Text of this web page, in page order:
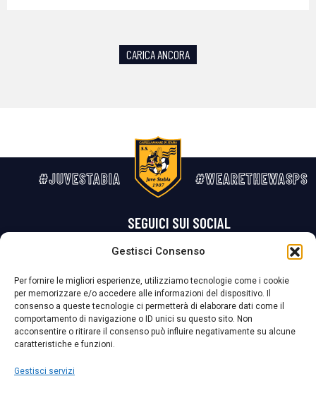
Gestisci Consenso
Per fornire le migliori esperienze, utilizziamo tecnologie come i cookie
per memorizzare e/o accedere alle informazioni del dispositivo. Il
consenso a queste tecnologie ci permetterà di elaborare dati come il
comportamento di navigazione o ID unici su questo sito. Non
acconsentire o ritirare il consenso può influire negativamente su alcune
caratteristiche e funzioni.
Gestisci servizi
CARICA ANCORA
#JUVESTABIA #WEARETHEWASPS
SEGUICI SUI SOCIAL
La Società ha nominato il Responsabile della Protezione dei Dati Personali (DPO), figura specializzata che vigila sulle modalità adottate dalla
nostra Società per tutelare i Suoi dati personali.